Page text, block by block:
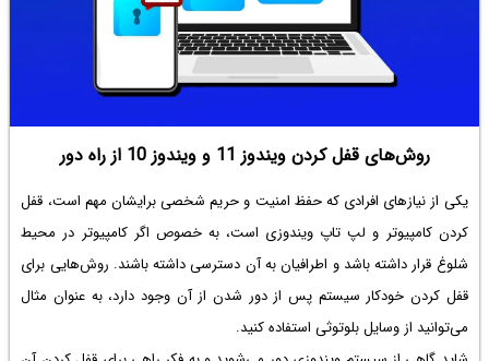
روش‌های قفل کردن ویندوز 11 و ویندوز 10 از راه دور
یکی از نیازهای افرادی که حفظ امنیت و حریم شخصی برایشان مهم است، قفل
کردن کامپیوتر و لپ تاپ ویندوزی است، به خصوص اگر کامپیوتر در محیط
شلوغ قرار داشته باشد و اطرافیان به آن دسترسی داشته باشند. روش‌هایی برای
قفل کردن خودکار سیستم پس از دور شدن از آن وجود دارد، به عنوان مثال
می‌توانید از وسایل بلوتوثی استفاده کنید.